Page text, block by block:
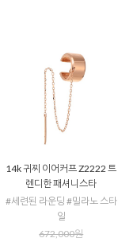
14k 귀찌 이어커프 Z2222 트
렌디한 패셔니스타
#세련된 라운딩 #밀라노 스타
일
672,000원